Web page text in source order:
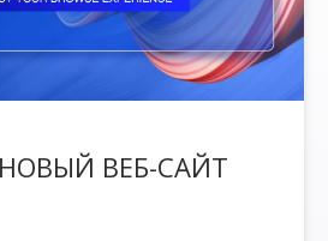
ВЕБ-САЙТ